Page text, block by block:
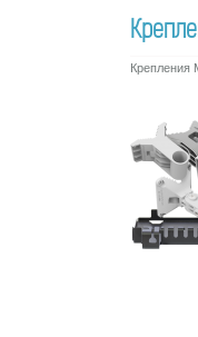
Крепления